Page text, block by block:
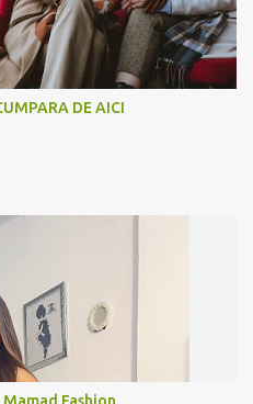
DE AICI